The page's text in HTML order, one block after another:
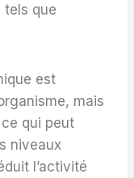
tels que
est
mais
ce qui peut
niveaux
l’activité